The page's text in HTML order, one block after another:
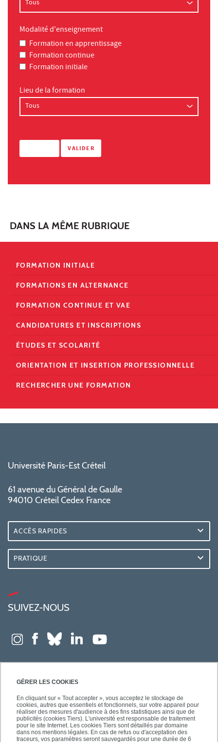
GÉRER LES COOKIES
En cliquant sur « Tout accepter », vous acceptez le stockage de
cookies, autres que essentiels et fonctionnels, sur votre appareil pour
réaliser des mesures d'audience à des fins statistiques ainsi que de
publicités (cookies Tiers). L'université est responsable de traitement
pour le site Internet. Les cookies Tiers sont détaillés par domaine
dans nos mentions légales. En cas de refus ou d'acceptation des
traceurs, vos paramètres seront sauvegardés pour une durée de 6
Modalité d'enseignement
Formation en apprentissage
Formation continue
Formation initiale
Lieu de la formation
DANS LA MÊME RUBRIQUE
FORMATION INITIALE
FORMATIONS EN ALTERNANCE
FORMATION CONTINUE ET VAE
CANDIDATURES ET INSCRIPTIONS
ÉTUDES ET SCOLARITÉ
ORIENTATION ET INSERTION PROFESSIONNELLE
RECHERCHER UNE FORMATION
Université Paris-Est Créteil
61 avenue du Général de Gaulle
94010 Créteil Cedex France
ACCÈS RAPIDES
PRATIQUE
SUIVEZ-NOUS